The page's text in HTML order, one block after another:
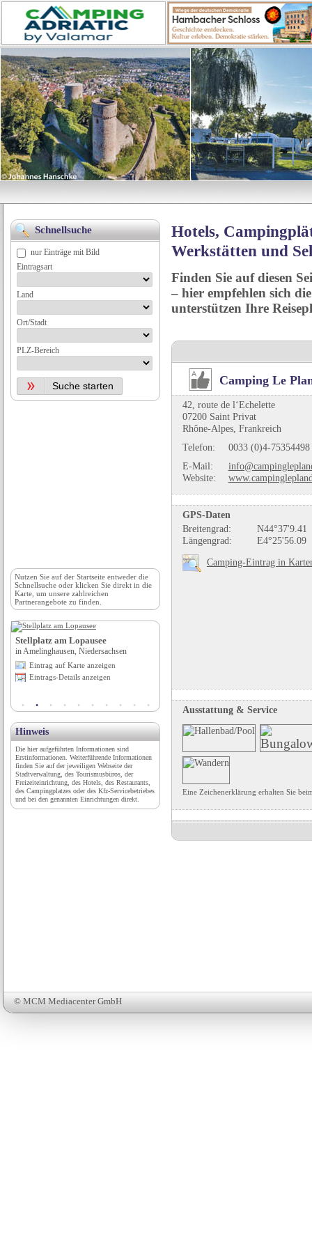
Hotels,
Werkstätten und
Finden Sie auf diesen
– hier empfehlen sich
unterstützen Ihre
Camping Le
42, route de l‘Echelette
07200 Saint Privat
Rhône-Alpes, Frankreich
Telefon:
0033 (0)4-75354498
E-Mail:
Website:
GPS-Daten
Breitengrad:
N44°37'9.41
Längengrad:
E4°25'56.09
Camping-Eintrag in
Ausstattung & Service
Eine Zeichenerklärung erhalten Sie
© MCM Mediacenter GmbH
Schnellsuche
nur Einträge mit Bild
Eintragsart
Land
Ort/Stadt
PLZ-Bereich
Nutzen Sie auf der Startseite entweder die
Schnellsuche oder klicken Sie direkt in die
Karte, um unsere zahlreichen
Partnerangebote zu finden.
Stellplatz am Lopausee
in Amelinghausen, Niedersachsen
Eintrag auf Karte anzeigen
Eintrags-Details anzeigen
Hinweis
Die hier aufgeführten Informationen sind
Erstinformationen. Weiterführende Informationen
finden Sie auf der jeweiligen Webseite der
Stadtverwaltung, des Tourismusbüros, der
Freizeiteinrichtung, des Hotels, des Restaurants,
des Campingplatzes oder des Kfz-Servicebetriebes
und bei den genannten Einrichtungen direkt.